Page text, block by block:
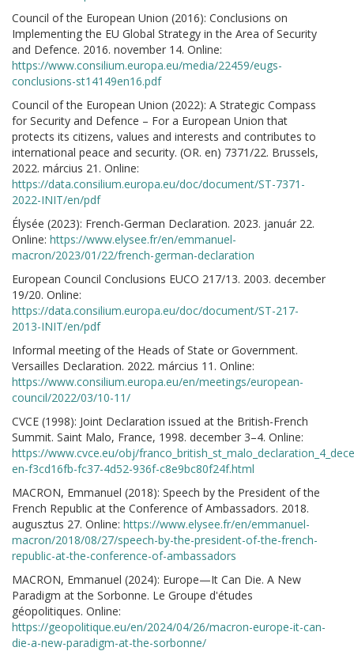
Council of the European Union (2016): Conclusions on
Implementing the EU Global Strategy in the Area of Security
and Defence. 2016. november 14. Online:
https://www.consilium.europa.eu/media/22459/eugs-
conclusions-st14149en16.pdf
Council of the European Union (2022): A Strategic Compass
for Security and Defence – For a European Union that
protects its citizens, values and interests and contributes to
international peace and security. (OR. en) 7371/22. Brussels,
2022. március 21. Online:
https://data.consilium.europa.eu/doc/document/ST-7371-
2022-INIT/en/pdf
Élysée (2023): French-German Declaration. 2023. január 22.
Online: https://www.elysee.fr/en/emmanuel-
macron/2023/01/22/french-german-declaration
European Council Conclusions EUCO 217/13. 2003. december
19/20. Online:
https://data.consilium.europa.eu/doc/document/ST-217-
2013-INIT/en/pdf
Informal meeting of the Heads of State or Government.
Versailles Declaration. 2022. március 11. Online:
https://www.consilium.europa.eu/en/meetings/european-
council/2022/03/10-11/
CVCE (1998): Joint Declaration issued at the British-French
Summit. Saint Malo, France, 1998. december 3–4. Online:
https://www.cvce.eu/obj/
en-f3cd16fb-fc37-4d52-936f-c8e9bc80f24f.html
MACRON, Emmanuel (2018): Speech by the President of the
French Republic at the Conference of Ambassadors. 2018.
augusztus 27. Online: https://www.elysee.fr/en/emmanuel-
macron/2018/08/27/speech-by-the-president-of-the-french-
republic-at-the-conference-of-ambassadors
MACRON, Emmanuel (2024): Europe—It Can Die. A New
Paradigm at the Sorbonne. Le Groupe d'études
géopolitiques. Online:
https://geopolitique.eu/en/2024/04/26/macron-europe-it-can-
die-a-new-paradigm-at-the-sorbonne/